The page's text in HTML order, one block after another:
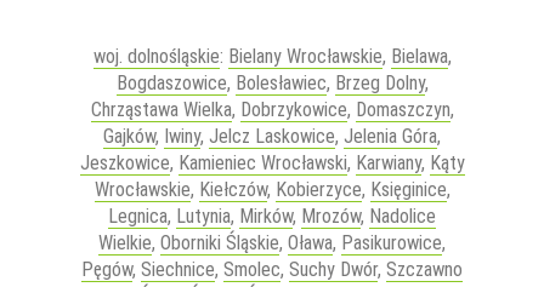
woj. dolnośląskie: Bielany Wrocławskie, Bielawa,
Bogdaszowice, Bolesławiec, Brzeg Dolny,
Chrząstawa Wielka, Dobrzykowice, Domaszczyn,
Gajków, Iwiny, Jelcz Laskowice, Jelenia Góra,
Jeszkowice, Kamieniec Wrocławski, Karwiany, Kąty
Wrocławskie, Kiełczów, Kobierzyce, Księginice,
Legnica, Lutynia, Mirków, Mrozów, Nadolice
Wielkie, Oborniki Śląskie, Oława, Pasikurowice,
Pęgów, Siechnice, Smolec, Suchy Dwór, Szczawno